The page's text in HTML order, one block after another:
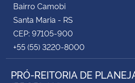
Bairro Camobi
Santa Maria - RS
CEP: 97105-900
+55 (55) 3220-8000
PRÓ-REITORIA DE